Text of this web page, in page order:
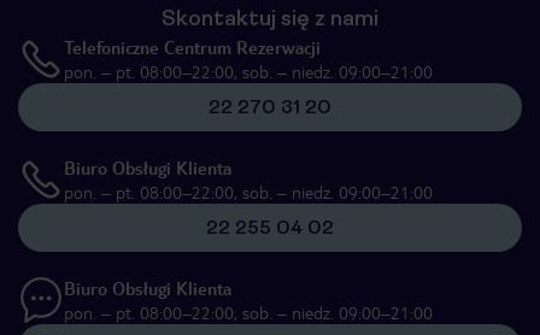
Skontaktuj się z nami
Telefoniczne Centrum Rezerwacji
pon. – pt. 08:00–22:00, sob. – niedz. 09:00–21:00
22 270 31 20
Biuro Obsługi Klienta
pon. – pt. 08:00–22:00, sob. – niedz. 09:00–21:00
22 255 04 02
Biuro Obsługi Klienta
pon. – pt. 08:00–22:00, sob. – niedz. 09:00–21:00